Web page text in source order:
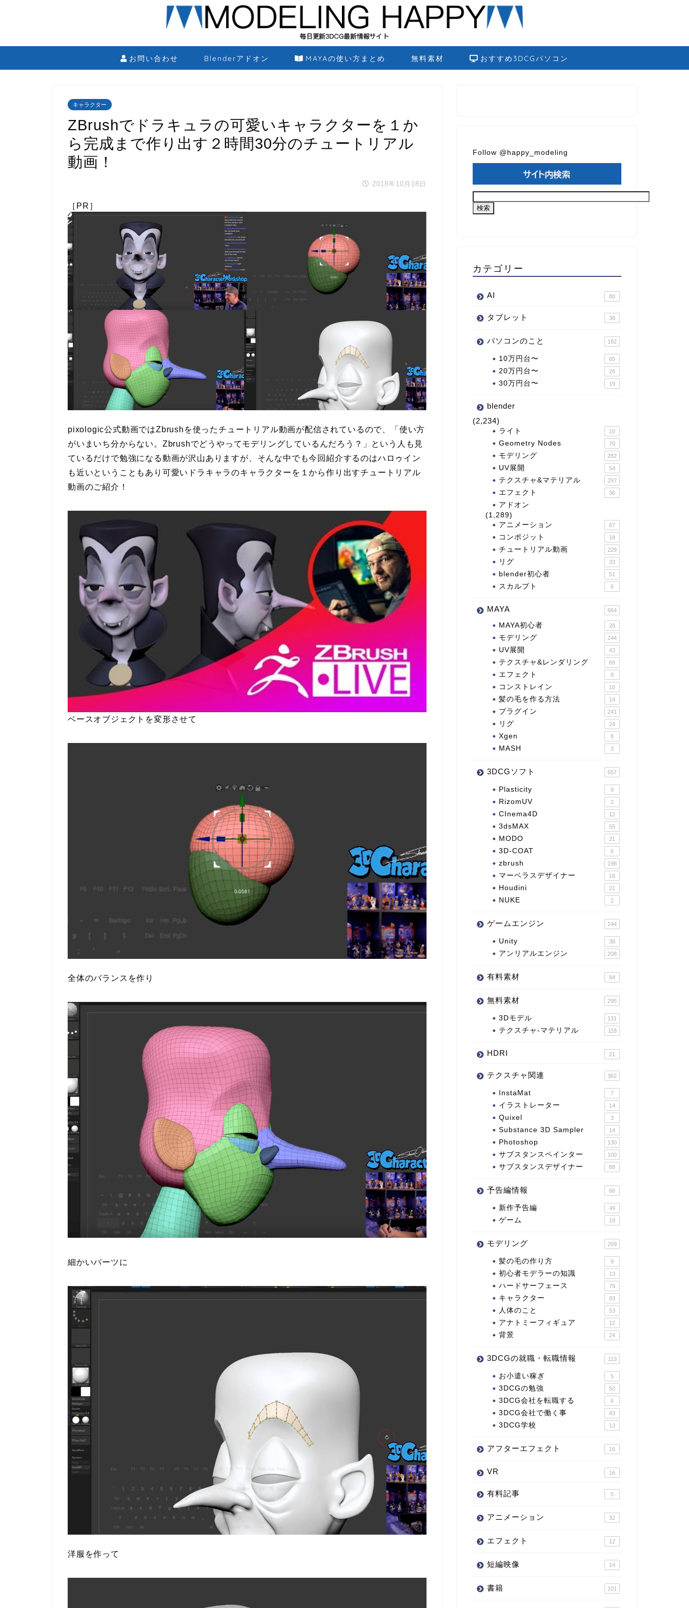
お問い合わせ Blenderアドオン MAYAの使い方まとめ 無料素材 おすすめ3DCGパソコン
キャラクター
ZBrushでドラキュラの可愛いキャラクターを１か
ら完成まで作り出す２時間30分のチュートリアル
動画！
2018年10月18日
［PR］
pixologic公式動画ではZbrushを使ったチュートリアル動画が配信されているので、「使い方
がいまいち分からない。Zbrushでどうやってモデリングしているんだろう？」という人も見
ているだけで勉強になる動画が沢山ありますが、そんな中でも今回紹介するのはハロゥイン
も近いということもあり可愛いドラキャラのキャラクターを１から作り出すチュートリアル
動画のご紹介！
ベースオブジェクトを変形させて
全体のバランスを作り
細かいパーツに
洋服を作って
Follow @happy_modeling
カテゴリー
AI 80
タブレット 36
パソコンのこと 182
10万円台〜 65
20万円台〜 28
30万円台〜 19
blender
(2,234)
ライト 10
Geometry Nodes 70
モデリング 282
UV展開 54
テクスチャ&マテリアル 297
エフェクト 36
アドオン
(1,289)
アニメーション
67
コンポジット 18
チュートリアル動画 229
リグ 33
blender初心者 51
スカルプト 6
MAYA 664
MAYA初心者 28
モデリング 244
UV展開 43
テクスチャ&レンダリング 69
エフェクト 9
コンストレイン 10
髪の毛を作る方法 14
プラグイン 241
リグ 24
Xgen 8
MASH 3
3DCGソフト 657
Plasticity 9
RizomUV 2
CInema4D 12
3dsMAX 55
MODO 21
3D-COAT 6
zbrush 198
マーベラスデザイナー 16
Houdini 21
NUKE 2
ゲームエンジン 244
Unity 38
アンリアルエンジン 208
有料素材 84
無料素材 295
3Dモデル 131
テクスチャ-マテリアル 118
HDRI 21
テクスチャ関連 362
InstaMat 7
イラストレーター 14
Quixel 3
Substance 3D Sampler 14
Photoshop 130
サブスタンスペインター 100
サブスタンスデザイナー 88
予告編情報 66
新作予告編 49
ゲーム 19
モデリング 269
髪の毛の作り方 9
初心者モデラーの知識 13
ハードサーフェース 79
キャラクター 93
人体のこと 53
アナトミーフィギュア 12
背景 24
3DCGの就職・転職情報 113
お小遣い稼ぎ 5
3DCGの勉強 50
3DCG会社を転職する 6
3DCG会社で働く事 43
3DCG学校 13
アフターエフェクト 16
VR 16
有料記事 5
アニメーション 32
エフェクト 12
短編映像 14
書籍 101